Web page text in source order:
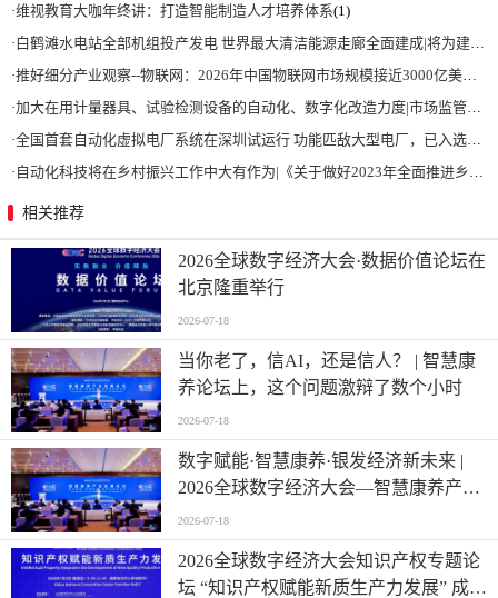
·维视教育大咖年终讲：打造智能制造人才培养体系(1)
·白鹤滩水电站全部机组投产发电 世界最大清洁能源走廊全面建成|将为建设新型能源体系、保障国家能源安全、实现“双碳”目标提供有力支撑
·推好细分产业观察--物联网：2026年中国物联网市场规模接近3000亿美元 智慧工厂、智慧城市、智慧电网等将占60%以上
·加大在用计量器具、试验检测设备的自动化、数字化改造力度|市场监管总局 工业和信息化部 关于促进企业计量能力提升的指导意见
·全国首套自动化虚拟电厂系统在深圳试运行 功能匹敌大型电厂，已入选国际典型案例
· 自动化科技将在乡村振兴工作中大有作为|《关于做好2023年全面推进乡村振兴重点工作的意见》发布
相关推荐
2026全球数字经济大会·数据价值论坛在
北京隆重举行
2026-07-18
当你老了，信AI，还是信人？ | 智慧康
养论坛上，这个问题激辩了数个小时
2026-07-18
数字赋能·智慧康养·银发经济新未来 |
2026全球数字经济大会—智慧康养产业
发展论坛在京举办
2026-07-18
2026全球数字经济大会知识产权专题论
坛 “知识产权赋能新质生产力发展” 成功